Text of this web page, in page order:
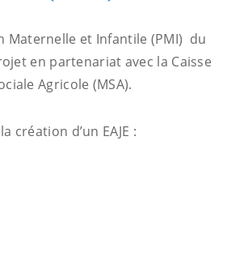
Maternelle et Infantile (PMI) du
en partenariat avec la Caisse
Agricole (MSA).
création d’un EAJE :